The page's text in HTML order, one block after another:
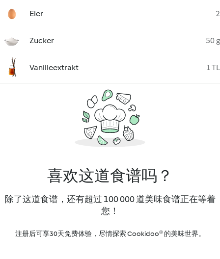
Eier 2
Zucker 50 g
Vanilleextrakt 1 TL
喜欢这道食谱吗？
除了这道食谱，还有超过 100 000 道美味食谱正在等着
您！
注册后可享30天免费体验，尽情探索 Cookidoo® 的美味世界。